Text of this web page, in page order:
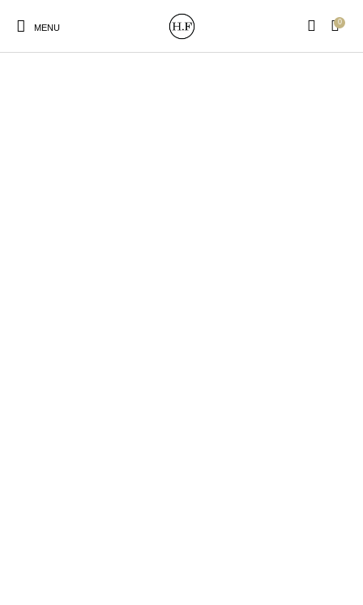
MENU
0